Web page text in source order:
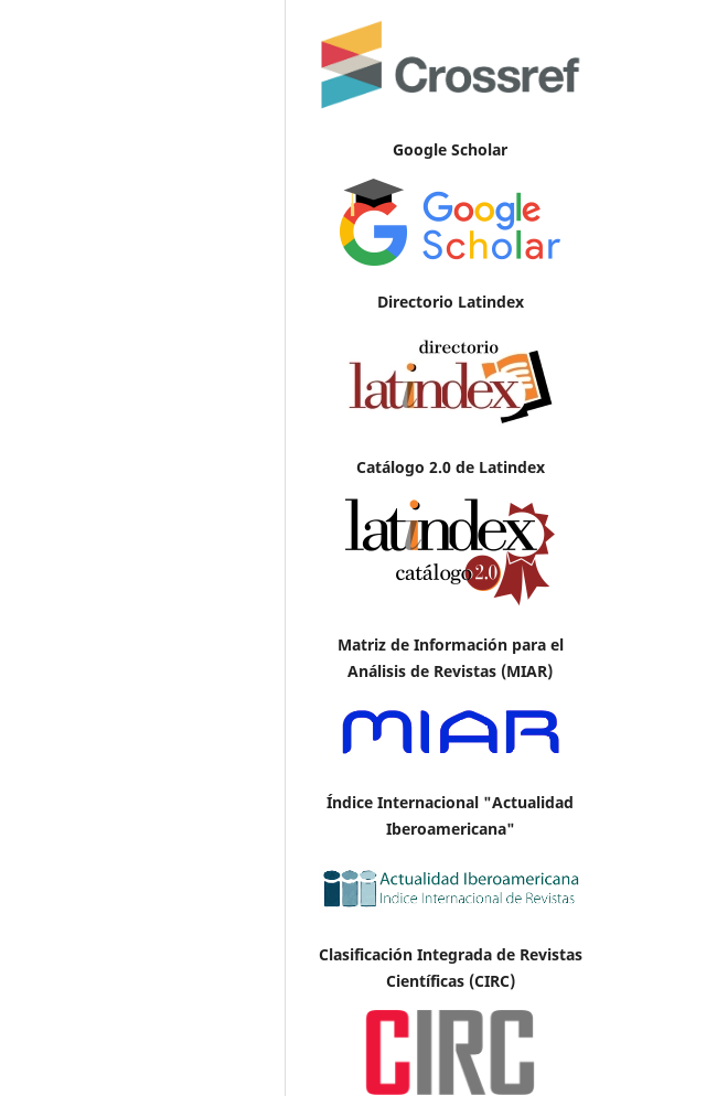
Google Scholar
Directorio Latindex
Catálogo 2.0 de Latindex
Matriz de Información para el
Análisis de Revistas (MIAR)
Índice Internacional "Actualidad
Iberoamericana"
Clasificación Integrada de Revistas
Científicas (CIRC)